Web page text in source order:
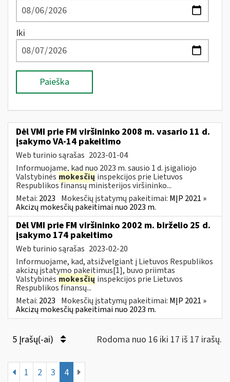
Iki
Paieška
Dėl VMI prie FM viršininko 2008 m. vasario 11 d.
įsakymo VA-14 pakeitimo
Web turinio sąrašas 2023-01-04
Informuojame, kad nuo 2023 m. sausio 1 d. įsigaliojo
Valstybinės mokesčių inspekcijos prie Lietuvos
Respublikos finansų ministerijos viršininko...
Metai: 2023 Mokesčių įstatymų pakeitimai: MĮP 2021 »
Akcizų mokesčių pakeitimai nuo 2023 m.
Dėl VMI prie FM viršininko 2002 m. birželio 25 d.
įsakymo 174 pakeitimo
Web turinio sąrašas 2023-02-20
Informuojame, kad, atsižvelgiant į Lietuvos Respublikos
akcizų įstatymo pakeitimus[1], buvo priimtas
Valstybinės mokesčių inspekcijos prie Lietuvos
Respublikos finansų...
Metai: 2023 Mokesčių įstatymų pakeitimai: MĮP 2021 »
Akcizų mokesčių pakeitimai nuo 2023 m.
5 Įrašų(-ai) Rodoma nuo 16 iki 17 iš 17 irašų.
1 2 3 4